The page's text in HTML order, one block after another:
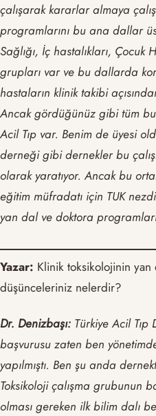
çalışarak kararlar almaya
programlarını bu ana dallar
Sağlığı, İç hastalıkları, Çocuk
grupları var ve bu dallarda
hastaların klinik takibi
Ancak gördüğünüz gibi tüm
Acil Tıp var. Benim de üyesi
derneği gibi dernekler bu
olarak yaratıyor. Ancak bu
eğitim müfradatı için TUK
yan dal ve doktora
Yazar: Klinik toksikolojinin yan
düşünceleriniz nelerdir?
Dr. Denizbaşı: Türkiye Acil
başvurusu zaten ben
yapılmıştı. Ben şu anda
Toksikoloji çalışma grubunun
olması gereken ilk bilim dalı